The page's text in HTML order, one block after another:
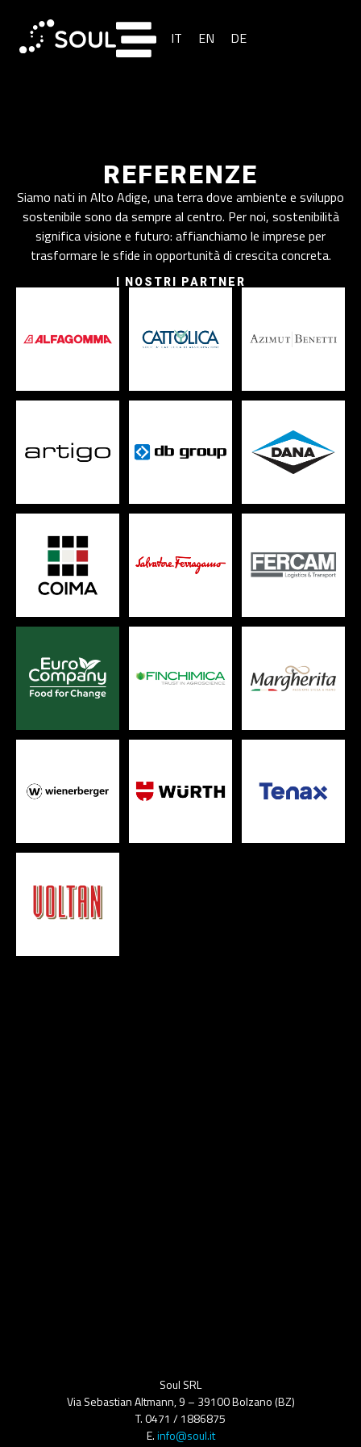
IT EN DE
REFERENZE
Siamo nati in Alto Adige, una terra dove ambiente e sviluppo
sostenibile sono da sempre al centro. Per noi, sostenibilità
significa visione e futuro: affianchiamo le imprese per
trasformare le sfide in opportunità di crescita concreta.
I NOSTRI PARTNER
Soul SRL
Via Sebastian Altmann, 9 – 39100 Bolzano (BZ)
T. 0471 / 1886875
E.info@soul.it